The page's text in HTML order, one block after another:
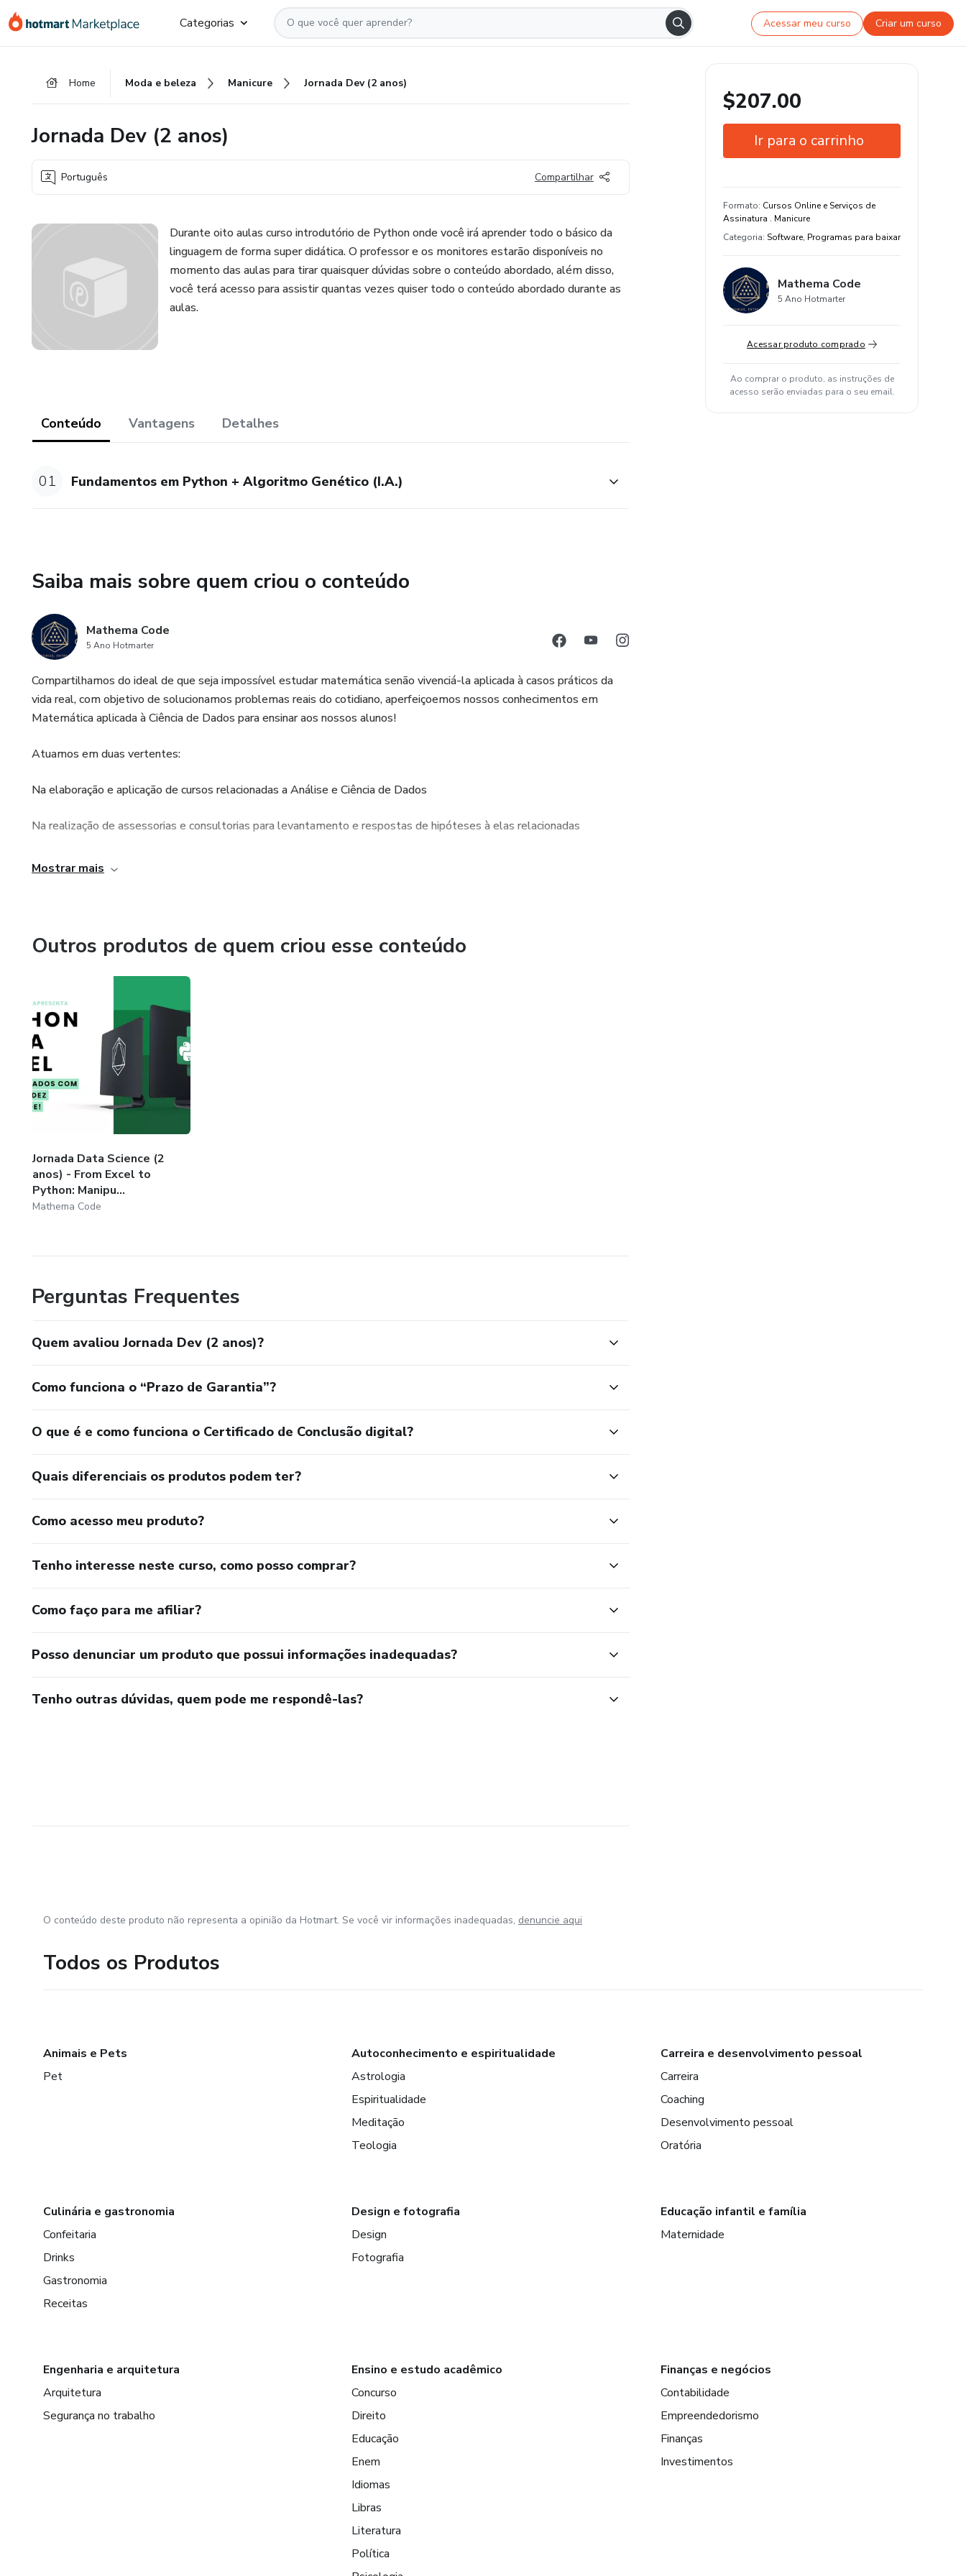
para
para
para
Categorias Acessar meu curso Criar um curso
Home Moda e beleza Manicure Jornada Dev (2 anos)
Jornada Dev (2 anos)
Português Compartilhar
Durante oito aulas curso introdutório de Python onde você irá aprender todo o básico da
linguagem de forma super didática. O professor e os monitores estarão disponíveis no
momento das aulas para tirar quaisquer dúvidas sobre o conteúdo abordado, além disso,
você terá acesso para assistir quantas vezes quiser todo o conteúdo abordado durante as
aulas.
Conteúdo Vantagens Detalhes
01 Fundamentos em Python + Algoritmo Genético (I.A.)
Saiba mais sobre quem criou o conteúdo
Mathema Code
5 Ano Hotmarter
Compartilhamos do ideal de que seja impossível estudar matemática senão vivenciá-la aplicada à casos práticos da
vida real, com objetivo de solucionamos problemas reais do cotidiano, aperfeiçoemos nossos conhecimentos em
Matemática aplicada à Ciência de Dados para ensinar aos nossos alunos!
Atuamos em duas vertentes:
Na elaboração e aplicação de cursos relacionadas a Análise e Ciência de Dados
Na realização de assessorias e consultorias para levantamento e respostas de hipóteses à elas relacionadas
Cotamos com um time formado por Especialistas, Mestres, Doutores em Ciências de Dados , dando segurança aos
Mostrar mais
Outros produtos de quem criou esse conteúdo
Jornada Data Science (2
anos) - From Excel to
Python: Manipu...
Mathema Code
Perguntas Frequentes
Quem avaliou Jornada Dev (2 anos)?
Como funciona o “Prazo de Garantia”?
O que é e como funciona o Certificado de Conclusão digital?
Quais diferenciais os produtos podem ter?
Como acesso meu produto?
Tenho interesse neste curso, como posso comprar?
Como faço para me afiliar?
Posso denunciar um produto que possui informações inadequadas?
Tenho outras dúvidas, quem pode me respondê-las?
$207.00
Ir para o carrinho
Estude do seu jeito e em qualquer
dispositivo
8 aula e 40 hora de conteúdo original
Formato: Cursos Online e Serviços de
Assinatura . Manicure
Categoria: Software, Programas para baixar
Mathema Code
5 Ano Hotmarter
Acessar produto comprado
Ao comprar o produto, as instruções de
acesso serão enviadas para o seu email.
O conteúdo deste produto não representa a opinião da Hotmart. Se você vir informações inadequadas, denuncie aqui
Todos os Produtos
Animais e Pets
Pet
Autoconhecimento e espiritualidade
Astrologia
Espiritualidade
Meditação
Teologia
Carreira e desenvolvimento pessoal
Carreira
Coaching
Desenvolvimento pessoal
Oratória
Culinária e gastronomia
Confeitaria
Drinks
Gastronomia
Receitas
Design e fotografia
Design
Fotografia
Educação infantil e família
Maternidade
Engenharia e arquitetura
Arquitetura
Segurança no trabalho
Ensino e estudo acadêmico
Concurso
Direito
Educação
Enem
Idiomas
Libras
Literatura
Política
Finanças e negócios
Contabilidade
Empreendedorismo
Finanças
Investimentos